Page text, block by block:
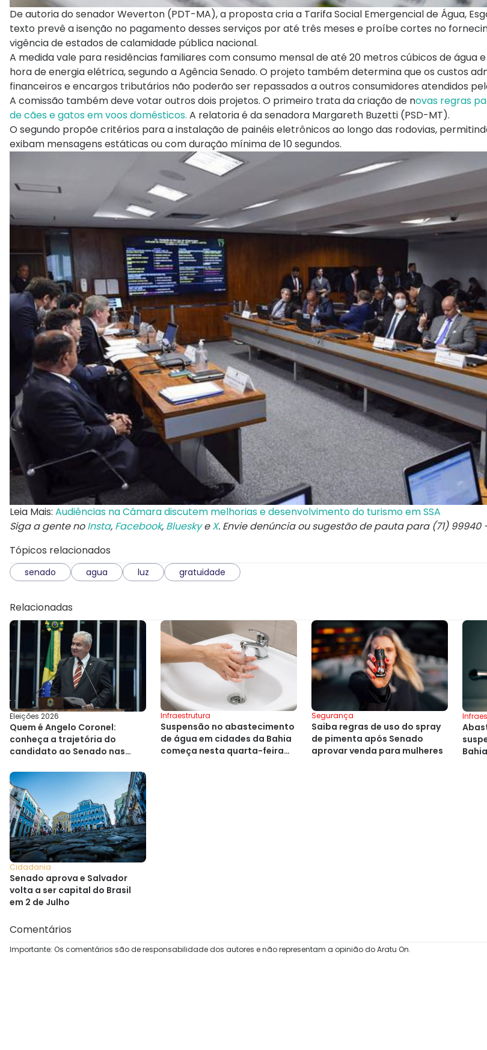
De autoria do senador Weverton (PDT-MA), a proposta cria a Tarifa Social Emergencial de Água,
texto prevê a isenção no pagamento desses serviços por até três meses e proíbe cortes no
vigência de estados de calamidade pública nacional.
A medida vale para residências familiares com consumo mensal de até 20 metros cúbicos de água
hora de energia elétrica, segundo a Agência Senado. O projeto também determina que os custos
financeiros e encargos tributários não poderão ser repassados a outros consumidores atendidos
A comissão também deve votar outros dois projetos. O primeiro trata da criação de novas regras
de cães e gatos em voos domésticos. A relatoria é da senadora Margareth Buzetti (PSD-MT).
O segundo propõe critérios para a instalação de painéis eletrônicos ao longo das rodovias,
exibam mensagens estáticas ou com duração mínima de 10 segundos.
Leia Mais: Audiências na Câmara discutem melhorias e desenvolvimento do turismo em SSA
Siga a gente noInsta, Facebook, BlueskyeX. Envie denúncia ou sugestão de pauta para (71) 99940
Tópicos relacionados
senado agua luz gratuidade
Relacionadas
Eleições 2026
Quem é Angelo Coronel:
conheça a trajetória do
candidato ao Senado nas
Infraestrutura
Suspensão no abastecimento
de água em cidades da Bahia
começa nesta quarta-feira
Segurança
Saiba regras de uso do spray
de pimenta após Senado
aprovar venda para mulheres
Cidadania
Senado aprova e Salvador
volta a ser capital do Brasil
em 2 de Julho
Comentários
Importante: Os comentários são de responsabilidade dos autores e não representam a opinião do Aratu On.